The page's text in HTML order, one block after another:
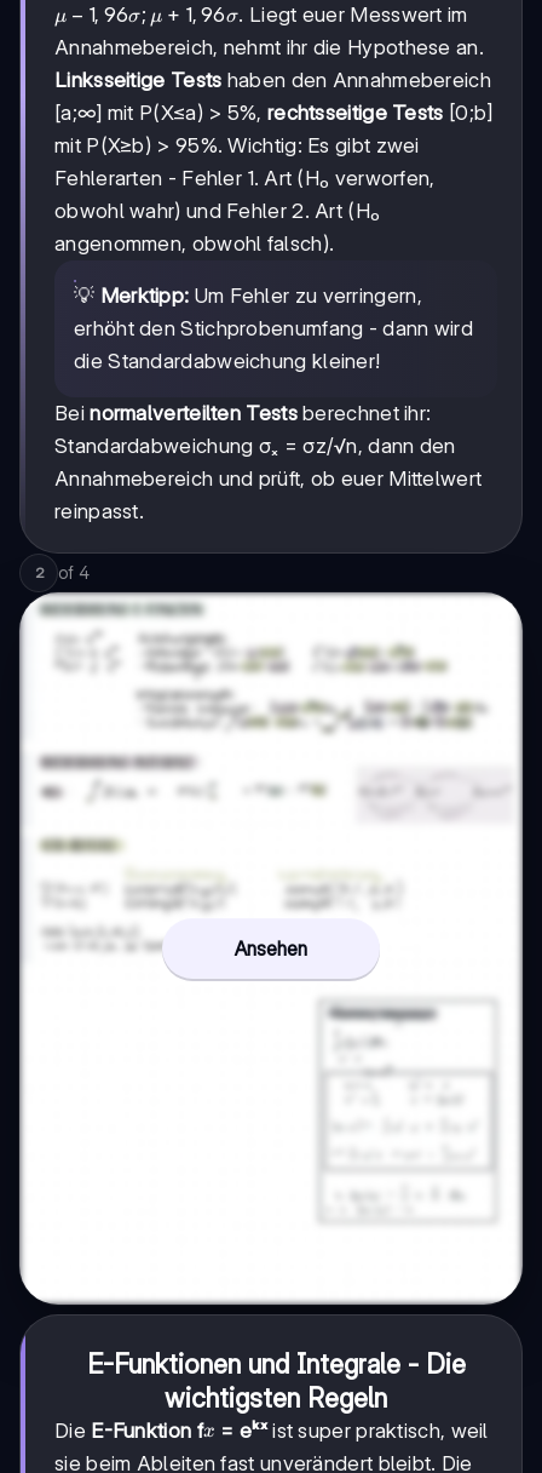
μ-1,96σ;
μ+1,96σ
μ − 1, 96σ; μ + 1, 96σ. Liegt euer Messwert im
Annahmebereich, nehmt ihr die Hypothese an.
Linksseitige Tests haben den Annahmebereich
[a;∞] mit P(X≤a) > 5%, rechtsseitige Tests [0;b]
mit P(X≥b) > 95%. Wichtig: Es gibt zwei
Fehlerarten - Fehler 1. Art (H₀ verworfen,
obwohl wahr) und Fehler 2. Art (H₀
angenommen, obwohl falsch).
💡 Merktipp: Um Fehler zu verringern,
erhöht den Stichprobenumfang - dann wird
die Standardabweichung kleiner!
Beinormalverteilten Testsberechnet ihr:
Standardabweichung σₓ = σz/√n, dann den
Annahmebereich und prüft, ob euer Mittelwert
reinpasst.
2 of 4
Ansehen
E-Funktionen und Integrale - Die
wichtigsten Regeln
Die E-Funktion fx
x = eᵏˣist super praktisch, weil
sie beim Ableiten fast unverändert bleibt. Die